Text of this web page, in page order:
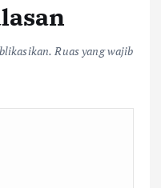
Ruas yang wajib